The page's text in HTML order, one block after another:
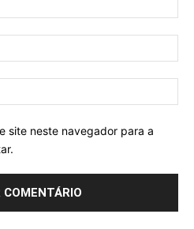
site neste navegador para a